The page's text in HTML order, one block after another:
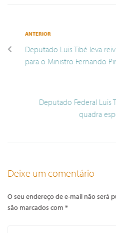
ANTERIOR
Deputado Luis Tibé leva
para o Ministro Fernando
Deputado Federal Luis
quadra
Deixe um comentário
O seu endereço de e-mail não será
são marcados com *